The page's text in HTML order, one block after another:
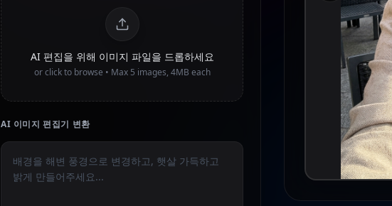
AI 편집을 위해 이미지 파일을 드롭하세요
or click to browse • Max 5 images, 4MB each
AI 이미지 편집기 변환